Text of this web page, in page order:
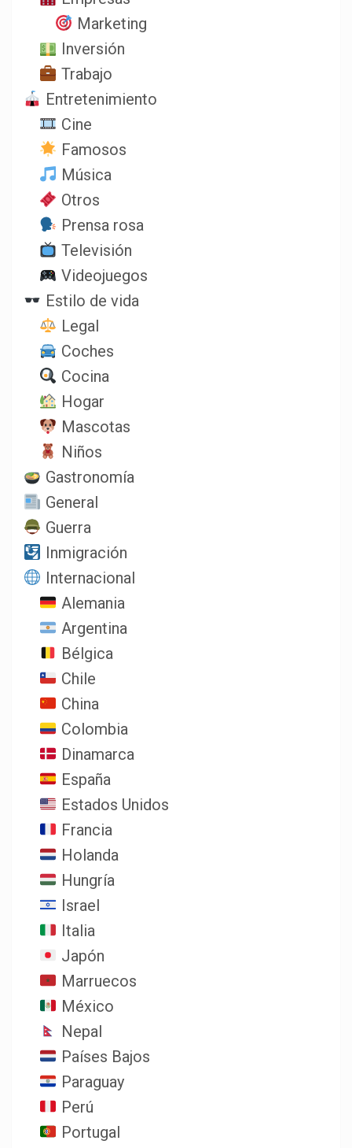
Marketing
Inversión
Trabajo
Entretenimiento
Cine
Famosos
Música
Otros
Prensa rosa
Televisión
Videojuegos
Estilo de vida
Legal
Coches
Cocina
Hogar
Mascotas
Niños
Gastronomía
General
Guerra
Inmigración
Internacional
Alemania
Argentina
Bélgica
Chile
China
Colombia
Dinamarca
España
Estados Unidos
Francia
Holanda
Hungría
Israel
Italia
Japón
Marruecos
México
Nepal
Países Bajos
Paraguay
Perú
Portugal